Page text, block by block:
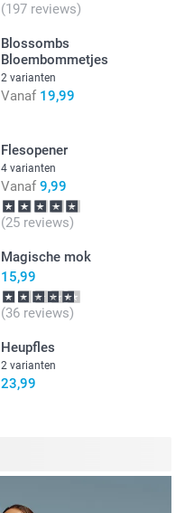
(197 reviews)
Blossombs
Bloembommetjes
2 varianten
Vanaf 19,99
Flesopener
4 varianten
Vanaf 9,99
(25 reviews)
Magische mok
15,99
(36 reviews)
Heupfles
2 varianten
23,99